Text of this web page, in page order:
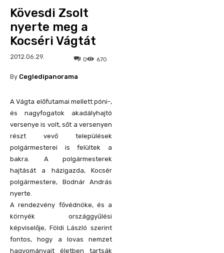
Kövesdi Zsolt
nyerte meg a
Kocséri Vágtát
2012.06.29. 670
0
By Cegledipanorama
A Vágta előfutamai mellett póni-,
és nagyfogatok akadályhajtó
versenye is volt, sőt a versenyen
részt vevő települések
polgármesterei is felültek a
bakra. A polgármesterek
hajtását a házigazda, Kocsér
polgármestere, Bodnár András
nyerte.
A rendezvény fővédnöke, és a
környék országgyűlési
képviselője, Földi László szerint
fontos, hogy a lovas nemzet
hagyományait életben tartsák